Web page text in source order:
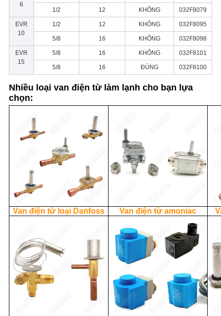
6
1/2 12 KHÔNG 032F8079
EVR
10
1/2 12 KHÔNG 032F8095
5/8 16 KHÔNG 032F8098
EVR
15
5/8 16 KHÔNG 032F8101
5/8 16 ĐÚNG 032F8100
Nhiều loại van điện từ làm lạnh cho bạn lựa
chọn:
Van điện từ loại Danfoss Van điện từ amoniac